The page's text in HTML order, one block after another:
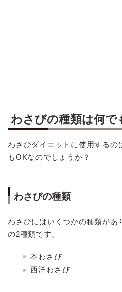
わさびの種類は何で
わさびダイエットに使用するの
もOKなのでしょうか？
わさびの種類
わさびにはいくつかの種類があ
の2種類です。
本わさび
西洋わさび